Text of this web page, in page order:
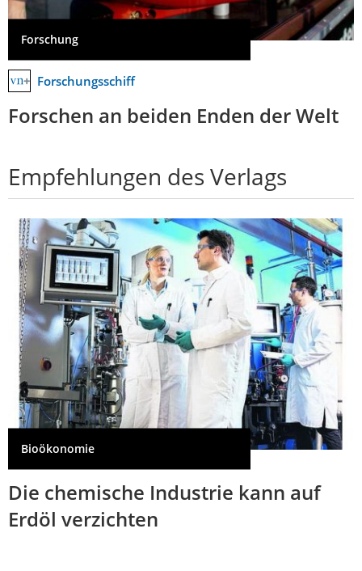
Forschung
Forschungsschiff
Forschen an beiden Enden der Welt
Empfehlungen des Verlags
Bioökonomie
Die chemische Industrie kann auf
Erdöl verzichten